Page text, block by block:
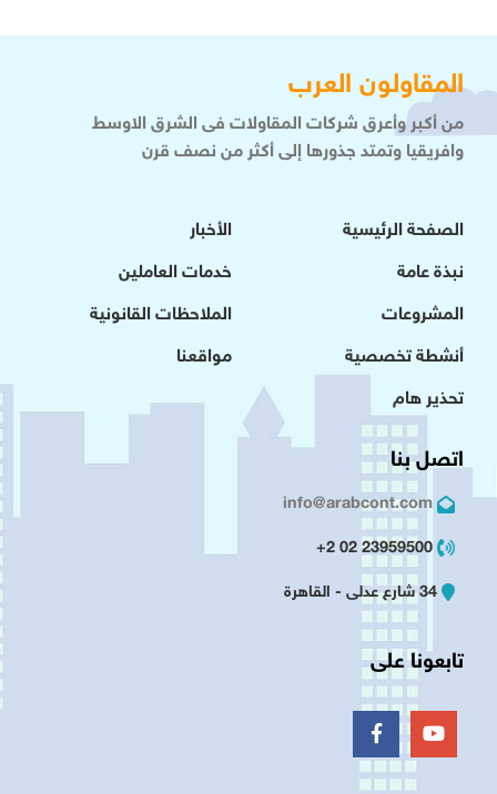
المقاولون العرب
من أكبر وأعرق شركات المقاولات فى الشرق الاوسط
وافريقيا وتمتد جذورها إلى أكثر من نصف قرن
الصفحة الرئيسية
نبذة عامة
المشروعات
أنشطة تخصصية
تحذير هام
الأخبار
خدمات العاملين
الملاحظات القانونية
مواقعنا
اتصل بنا
info@arabcont.com
23959500 02 2+
34 شارع عدلى - القاهرة
تابعونا على